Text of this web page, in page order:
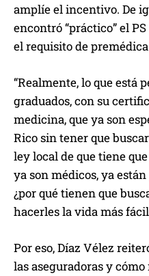
amplíe el incentivo. De
encontró “práctico” el
el requisito de
“Realmente, lo que está
graduados, con su
medicina, que ya son
Rico sin tener que
ley local de que tiene
ya son médicos, ya
¿por qué tienen que
hacerles la vida más
Por eso, Díaz Vélez
las aseguradoras y